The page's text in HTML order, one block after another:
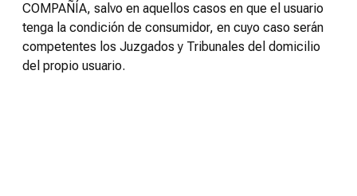
COMPAÑÍA, salvo en aquellos casos en que el usuario
tenga la condición de consumidor, en cuyo caso serán
competentes los Juzgados y Tribunales del domicilio
del propio usuario.